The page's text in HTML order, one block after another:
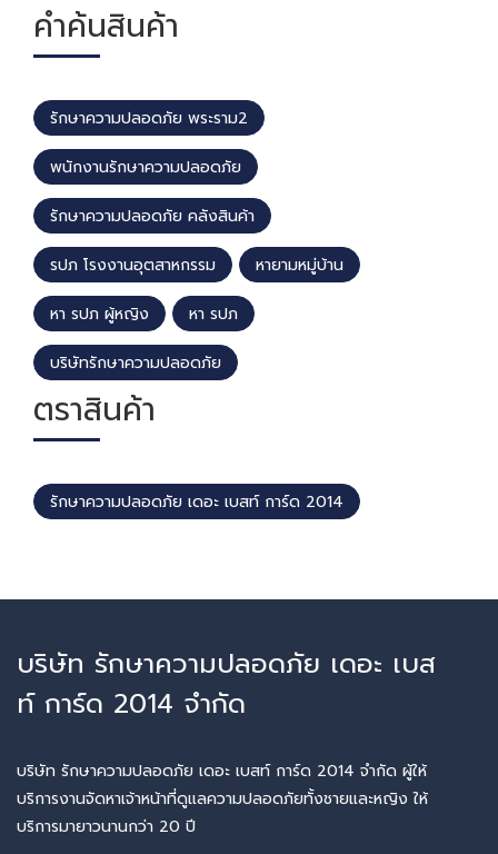
คำค้นสินค้า
รักษาความปลอดภัย พระราม2
พนักงานรักษาความปลอดภัย
รักษาความปลอดภัย คลังสินค้า
รปภ โรงงานอุตสาหกรรม หายามหมู่บ้าน
หา รปภ ผู้หญิง หา รปภ
บริษัทรักษาความปลอดภัย
ตราสินค้า
รักษาความปลอดภัย เดอะ เบสท์ การ์ด 2014
บริษัท รักษาความปลอดภัย เดอะ เบส
ท์ การ์ด 2014 จำกัด
บริษัท รักษาความปลอดภัย เดอะ เบสท์ การ์ด 2014 จำกัด ผู้ให้
บริการงานจัดหาเจ้าหน้าที่ดูแลความปลอดภัยทั้งชายและหญิง ให้
บริการมายาวนานกว่า 20 ปี